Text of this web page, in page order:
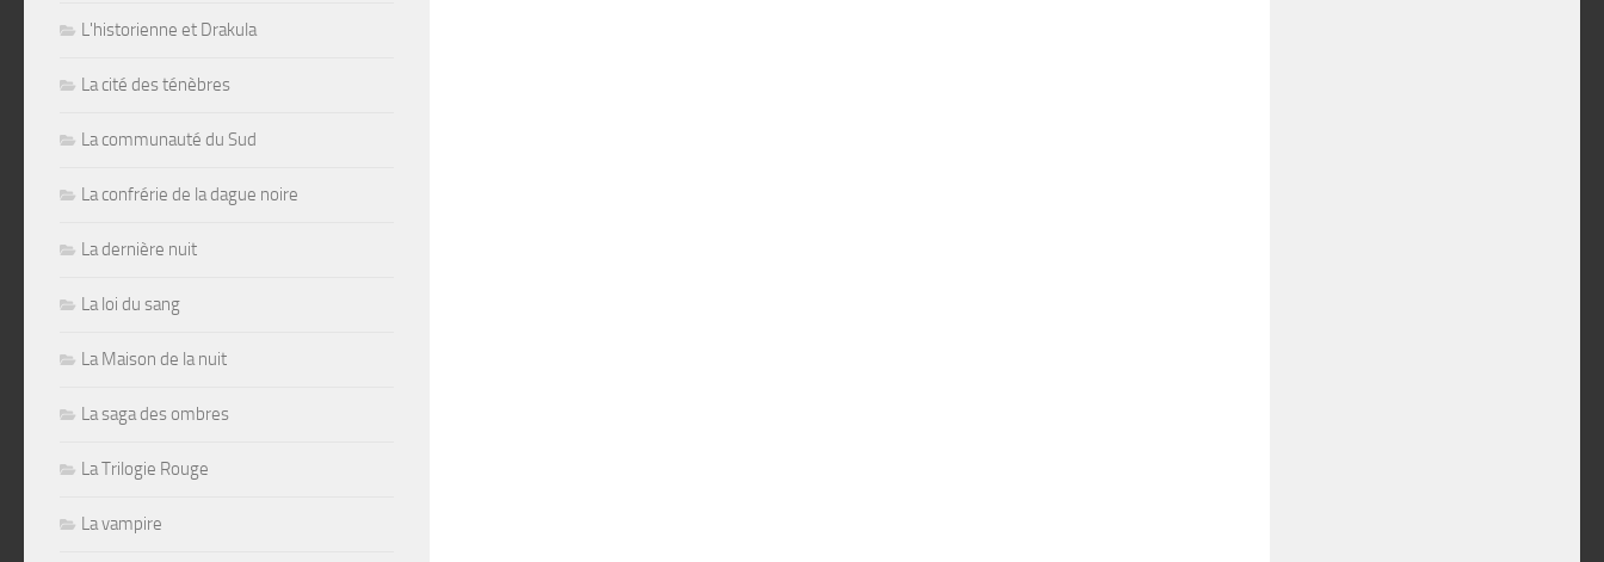
L'historienne et Drakula
La cité des ténèbres
La communauté du Sud
La confrérie de la dague noire
La dernière nuit
La loi du sang
La Maison de la nuit
La saga des ombres
La Trilogie Rouge
La vampire